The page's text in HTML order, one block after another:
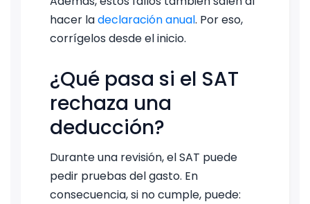
hacer ladeclaración anual. Por eso,
corrígelos desde el inicio.
¿Qué pasa si el SAT
rechaza una
deducción?
Durante una revisión, el SAT puede
pedir pruebas del gasto. En
consecuencia, si no cumple, puede: